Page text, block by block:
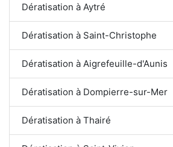
Dératisation à Aytré
Dératisation à Saint-Christophe
Dératisation à Aigrefeuille-d'Aunis
Dératisation à Dompierre-sur-Mer
Dératisation à Thairé